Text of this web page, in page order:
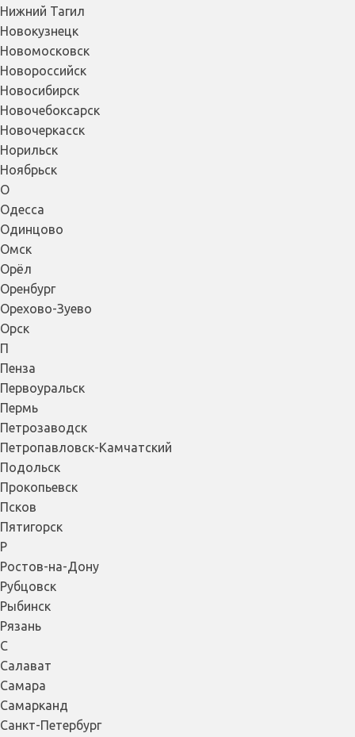
Нижний Тагил
Новокузнецк
Новомосковск
Новороссийск
Новосибирск
Новочебоксарск
Новочеркасск
Норильск
Ноябрьск
О
Одесса
Одинцово
Омск
Орёл
Оренбург
Орехово-Зуево
Орск
П
Пенза
Первоуральск
Пермь
Петрозаводск
Петропавловск-Камчатский
Подольск
Прокопьевск
Псков
Пятигорск
Р
Ростов-на-Дону
Рубцовск
Рыбинск
Рязань
С
Салават
Самара
Самарканд
Санкт-Петербург